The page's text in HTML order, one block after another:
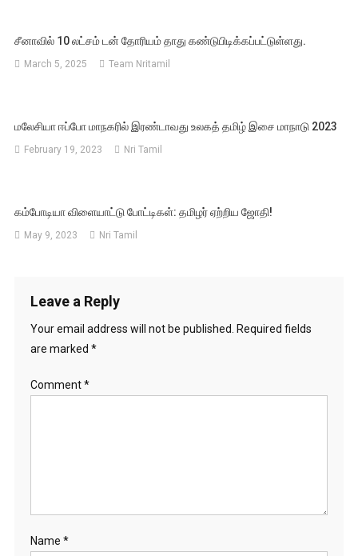
சீனாவில் 10 லட்சம் டன் தோரியம் தாது கண்டுபிடிக்கப்பட்டுள்ளது.
March 5, 2025 Team Nritamil
மலேசியா ஈப்போ மாநகரில் இரண்டாவது உலகத் தமிழ் இசை மாநாடு 2023
February 19, 2023 Nri Tamil
கம்போடியா விளையாட்டு போட்டிகள்: தமிழர் ஏற்றிய ஜோதி!
May 9, 2023 Nri Tamil
Leave a Reply
Your email address will not be published.
Required fields
are marked *
Comment*
Name *